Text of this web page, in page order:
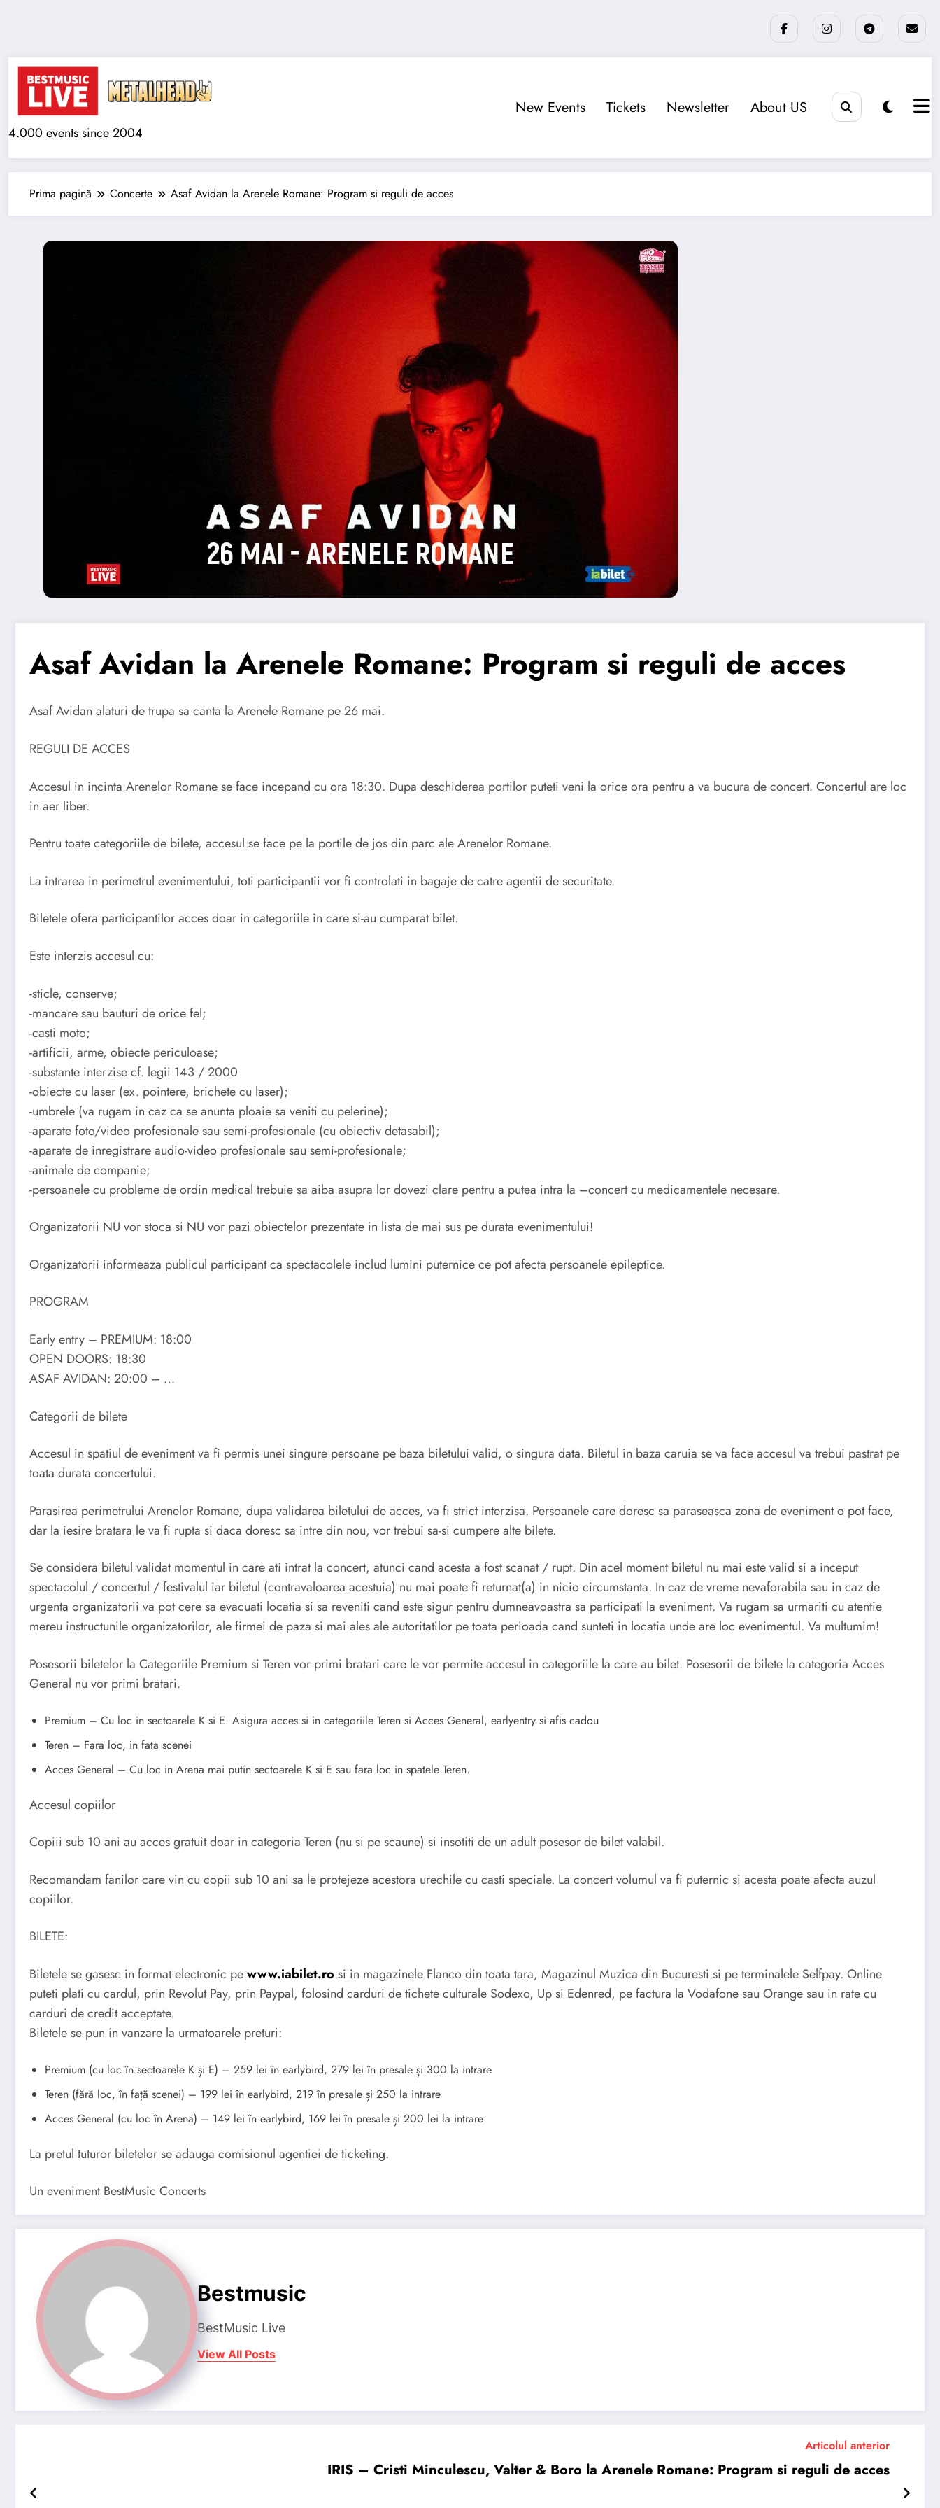
4.000 events since 2004
New Events Tickets Newsletter About US
Prima pagină Concerte Asaf Avidan la Arenele Romane: Program si reguli de acces
Asaf Avidan la Arenele Romane: Program si reguli de acces
Asaf Avidan alaturi de trupa sa canta la Arenele Romane pe 26 mai.
REGULI DE ACCES
Accesul in incinta Arenelor Romane se face incepand cu ora 18:30. Dupa deschiderea portilor puteti veni la orice ora pentru a va bucura de concert. Concertul are loc
in aer liber.
Pentru toate categoriile de bilete, accesul se face pe la portile de jos din parc ale Arenelor Romane.
La intrarea in perimetrul evenimentului, toti participantii vor fi controlati in bagaje de catre agentii de securitate.
Biletele ofera participantilor acces doar in categoriile in care si-au cumparat bilet.
Este interzis accesul cu:
-sticle, conserve;
-mancare sau bauturi de orice fel;
-casti moto;
-artificii, arme, obiecte periculoase;
-substante interzise cf. legii 143 / 2000
-obiecte cu laser (ex. pointere, brichete cu laser);
-umbrele (va rugam in caz ca se anunta ploaie sa veniti cu pelerine);
-aparate foto/video profesionale sau semi-profesionale (cu obiectiv detasabil);
-aparate de inregistrare audio-video profesionale sau semi-profesionale;
-animale de companie;
-persoanele cu probleme de ordin medical trebuie sa aiba asupra lor dovezi clare pentru a putea intra la –concert cu medicamentele necesare.
Organizatorii NU vor stoca si NU vor pazi obiectelor prezentate in lista de mai sus pe durata evenimentului!
Organizatorii informeaza publicul participant ca spectacolele includ lumini puternice ce pot afecta persoanele epileptice.
PROGRAM
Early entry – PREMIUM: 18:00
OPEN DOORS: 18:30
ASAF AVIDAN: 20:00 – …
Categorii de bilete
Accesul in spatiul de eveniment va fi permis unei singure persoane pe baza biletului valid, o singura data. Biletul in baza caruia se va face accesul va trebui pastrat pe
toata durata concertului.
Parasirea perimetrului Arenelor Romane, dupa validarea biletului de acces, va fi strict interzisa. Persoanele care doresc sa paraseasca zona de eveniment o pot face,
dar la iesire bratara le va fi rupta si daca doresc sa intre din nou, vor trebui sa-si cumpere alte bilete.
Se considera biletul validat momentul in care ati intrat la concert, atunci cand acesta a fost scanat / rupt. Din acel moment biletul nu mai este valid si a inceput
spectacolul / concertul / festivalul iar biletul (contravaloarea acestuia) nu mai poate fi returnat(a) in nicio circumstanta. In caz de vreme nevaforabila sau in caz de
urgenta organizatorii va pot cere sa evacuati locatia si sa reveniti cand este sigur pentru dumneavoastra sa participati la eveniment. Va rugam sa urmariti cu atentie
mereu instructunile organizatorilor, ale firmei de paza si mai ales ale autoritatilor pe toata perioada cand sunteti in locatia unde are loc evenimentul. Va multumim!
Posesorii biletelor la Categoriile Premium si Teren vor primi bratari care le vor permite accesul in categoriile la care au bilet. Posesorii de bilete la categoria Acces
General nu vor primi bratari.
Premium – Cu loc in sectoarele K si E. Asigura acces si in categoriile Teren si Acces General, earlyentry si afis cadou
Teren – Fara loc, in fata scenei
Acces General – Cu loc in Arena mai putin sectoarele K si E sau fara loc in spatele Teren.
Accesul copiilor
Copiii sub 10 ani au acces gratuit doar in categoria Teren (nu si pe scaune) si insotiti de un adult posesor de bilet valabil.
Recomandam fanilor care vin cu copii sub 10 ani sa le protejeze acestora urechile cu casti speciale. La concert volumul va fi puternic si acesta poate afecta auzul
copiilor.
BILETE:
Biletele se gasesc in format electronic pewww.iabilet.ro si in magazinele Flanco din toata tara, Magazinul Muzica din Bucuresti si pe terminalele Selfpay. Online
puteti plati cu cardul, prin Revolut Pay, prin Paypal, folosind carduri de tichete culturale Sodexo, Up si Edenred, pe factura la Vodafone sau Orange sau in rate cu
carduri de credit acceptate.
Biletele se pun in vanzare la urmatoarele preturi:
Premium (cu loc în sectoarele K și E) – 259 lei în earlybird, 279 lei în presale și 300 la intrare
Teren (fără loc, în față scenei) – 199 lei în earlybird, 219 în presale și 250 la intrare
Acces General (cu loc în Arena) – 149 lei în earlybird, 169 lei în presale și 200 lei la intrare
La pretul tuturor biletelor se adauga comisionul agentiei de ticketing.
Un eveniment BestMusic Concerts
Bestmusic
BestMusic Live
View All Posts
Articolul anterior
IRIS – Cristi Minculescu, Valter & Boro la Arenele Romane: Program si reguli de acces